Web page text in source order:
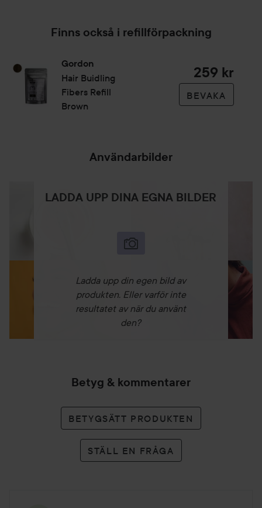
Finns också i refillförpackning
Gordon
Hair Buidling
Fibers Refill
Brown
259 kr
BEVAKA
Användarbilder
LADDA UPP DINA EGNA BILDER
Ladda upp din egen bild av
produkten. Eller varför inte
resultatet av när du använt
den?
Betyg & kommentarer
BETYGSÄTT PRODUKTEN
STÄLL EN FRÅGA